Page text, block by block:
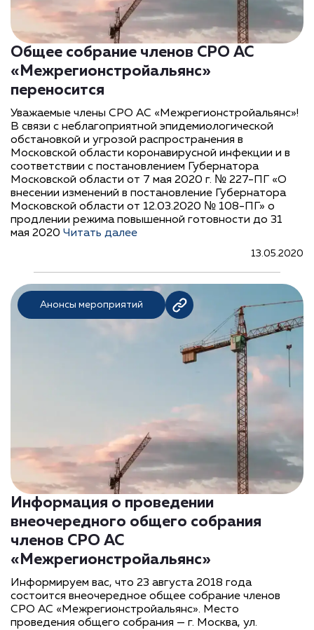
Общее собрание членов СРО АС
«Межрегионстройальянс»
переносится
Уважаемые члены СРО АС «Межрегионстройальянс»!
В связи с неблагоприятной эпидемиологической
обстановкой и угрозой распространения в
Московской области коронавирусной инфекции и в
соответствии с постановлением Губернатора
Московской области от 7 мая 2020 г. № 227-ПГ «О
внесении изменений в постановление Губернатора
Московской области от 12.03.2020 № 108-ПГ» о
продлении режима повышенной готовности до 31
мая 2020 Читать далее
13.05.2020
Анонсы мероприятий
Информация о проведении
внеочередного общего собрания
членов СРО АС
«Межрегионстройальянс»
Информируем вас, что 23 августа 2018 года
состоится внеочередное общее собрание членов
СРО АС «Межрегионстройальянс». Место
проведения общего собрания — г. Москва, ул.